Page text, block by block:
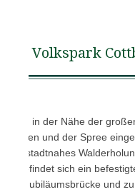
Volkspark
sich in der Nähe der
und der Spree
stadtnahes
befindet sich ein
zur Jubiläumsbrücke und